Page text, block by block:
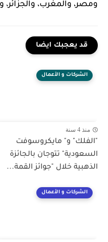
ومصر، والمغرب،
قد يعجبك ايضا
الشركات و الأعمال
منذ 4 سنة
"الفلك" و" مايكروسوفت
السعودية" تتوجان بالجائزة
الذهبية خلال "جوائز القمة...
الشركات و الأعمال